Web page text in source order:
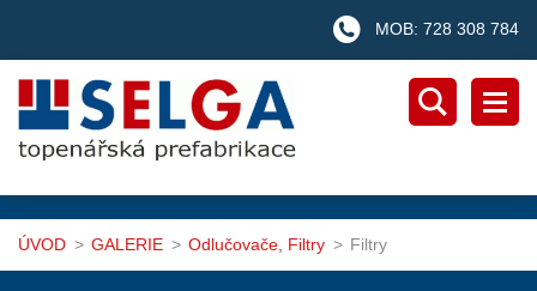
MOB: 728 308 784
ÚVOD > GALERIE > Odlučovače, Filtry > Filtry